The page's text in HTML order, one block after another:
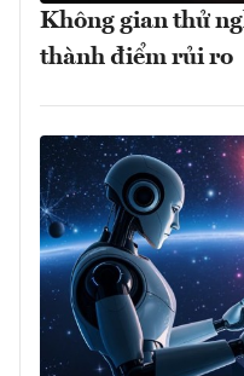
Không gian thử
thành điểm rủi ro